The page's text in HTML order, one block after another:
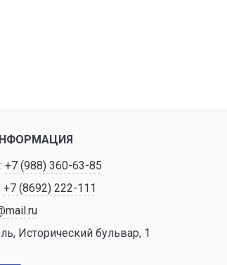
+7 (988) 360-63-85
+7 (8692) 222-111
Исторический бульвар, 1